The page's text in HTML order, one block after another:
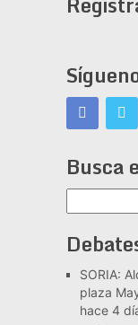
Busca
SORIA:
plaza
hace 4